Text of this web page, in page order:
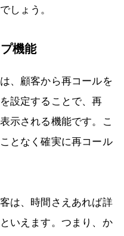
しょう。
機能
、顧客から再コールを
設定することで、再
示される機能です。こ
となく確実に再コール
は、時間さえあれば詳
いえます。つまり、か